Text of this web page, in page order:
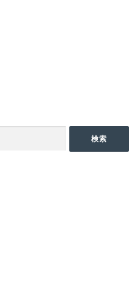
検索